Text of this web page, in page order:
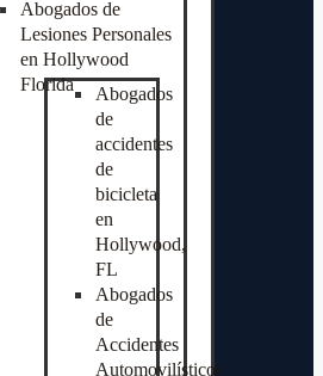
Abogados de
Lesiones Personales
en Hollywood
Florida
Abogados
de
accidentes
de
bicicleta
en
Hollywood,
FL
Abogados
de
Accidentes
Automovilísticos